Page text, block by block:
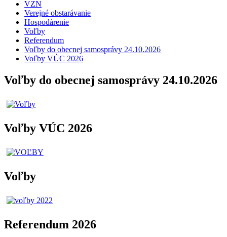
VZN
Verejné obstarávanie
Hospodárenie
Voľby
Referendum
Voľby do obecnej samosprávy 24.10.2026
Voľby VÚC 2026
Voľby do obecnej samosprávy 24.10.2026
Voľby VÚC 2026
Voľby
Referendum 2026